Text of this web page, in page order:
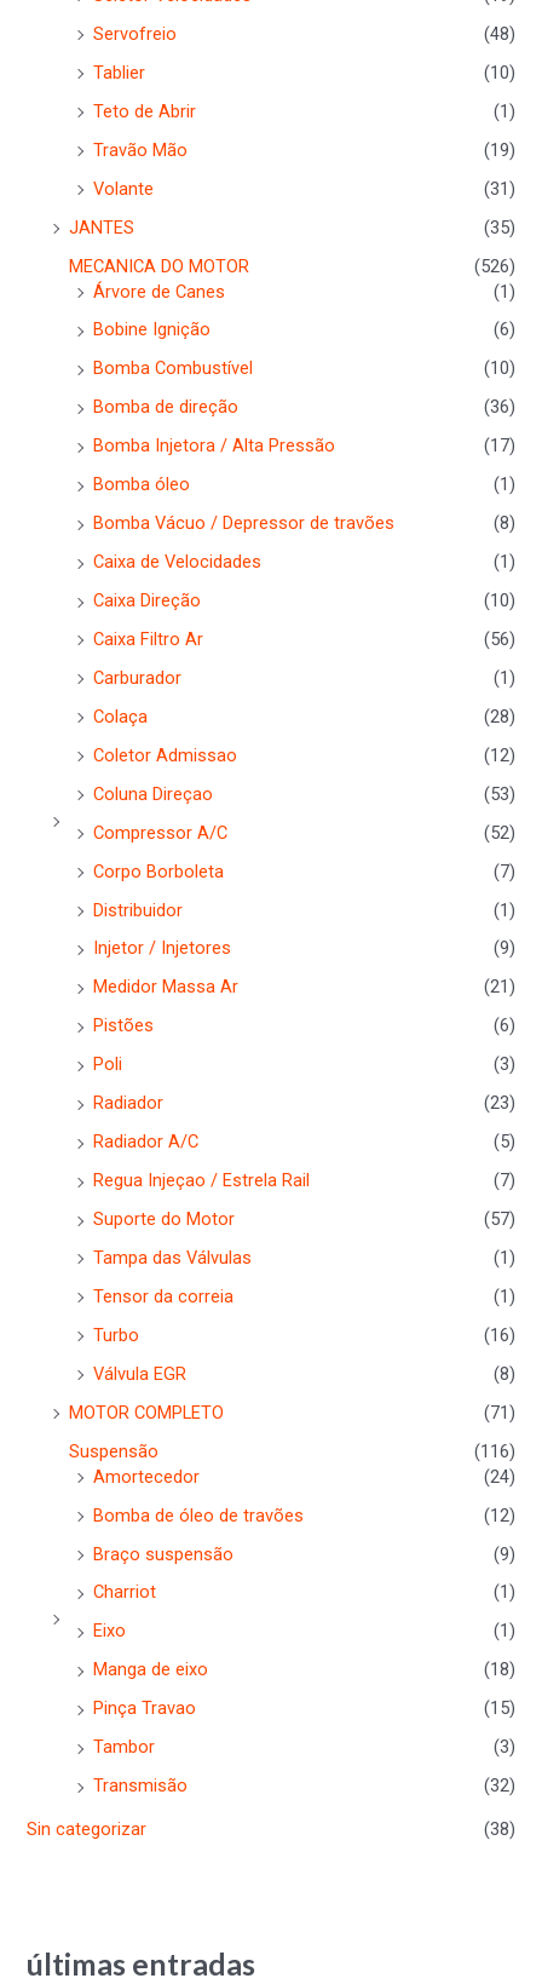
Servofreio
(48)
Tablier
(10)
Teto de Abrir
(1)
Travão Mão
(19)
Volante
(31)
JANTES
(35)
MECANICA DO MOTOR
(526)
Árvore de Canes
(1)
Bobine Ignição
(6)
Bomba Combustível
(10)
Bomba de direção
(36)
Bomba Injetora / Alta Pressão
(17)
Bomba óleo
(1)
Bomba Vácuo / Depressor de travões
(8)
Caixa de Velocidades
(1)
Caixa Direção
(10)
Caixa Filtro Ar
(56)
Carburador
(1)
Colaça
(28)
Coletor Admissao
(12)
Coluna Direçao
(53)
Compressor A/C
(52)
Corpo Borboleta
(7)
Distribuidor
(1)
Injetor / Injetores
(9)
Medidor Massa Ar
(21)
Pistões
(6)
Poli
(3)
Radiador
(23)
Radiador A/C
(5)
Regua Injeçao / Estrela Rail
(7)
Suporte do Motor
(57)
Tampa das Válvulas
(1)
Tensor da correia
(1)
Turbo
(16)
Válvula EGR
(8)
MOTOR COMPLETO
(71)
Suspensão
(116)
Amortecedor
(24)
Bomba de óleo de travões
(12)
Braço suspensão
(9)
Charriot
(1)
Eixo
(1)
Manga de eixo
(18)
Pinça Travao
(15)
Tambor
(3)
Transmisão
(32)
Sin categorizar
(38)
últimas entradas